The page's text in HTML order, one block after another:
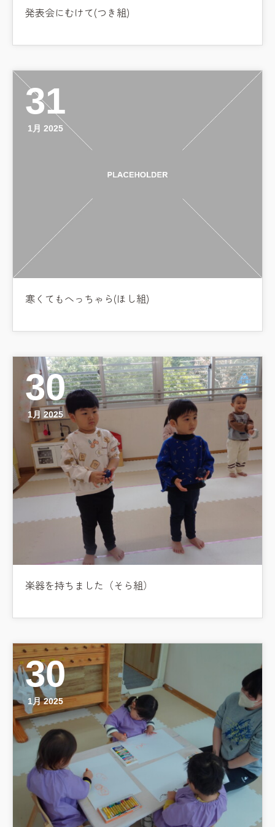
発表会にむけて(つき組)
31
1月 2025
寒くてもへっちゃら(ほし組)
30
1月 2025
楽器を持ちました（そら組）
30
1月 2025